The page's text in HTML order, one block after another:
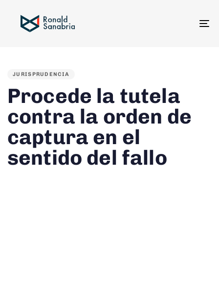
JURISPRUDENCIA
Procede la tutela
contra la orden de
captura en el
sentido del fallo